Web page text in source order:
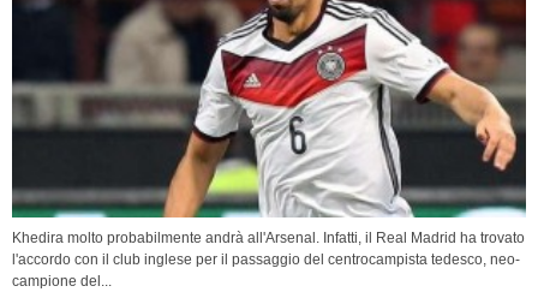
Khedira molto probabilmente andrà all'Arsenal. Infatti, il Real Madrid ha trovato
l'accordo con il club inglese per il passaggio del centrocampista tedesco, neo-
campione del...